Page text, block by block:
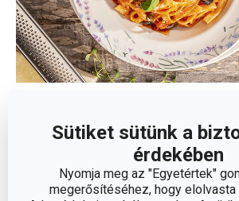
Sütiket sütünk a
érdekében
Nyomja meg az "Egyetértek"
megerősítéséhez, hogy
Tisztítás: mosogatógépben tisztítható